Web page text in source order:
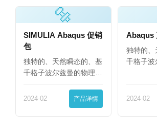
🔩
SIMULIA Abaqus 促销
包
独特的、天然瞬态的、基
千格子波尔兹曼的物理
2024-02 产品详情
Abaqus
独特的、
千格子波
2024-02